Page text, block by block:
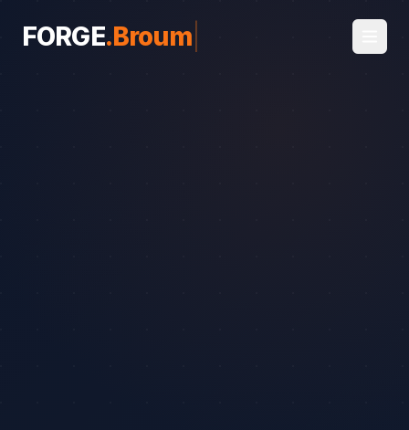
FORGE.Broumy